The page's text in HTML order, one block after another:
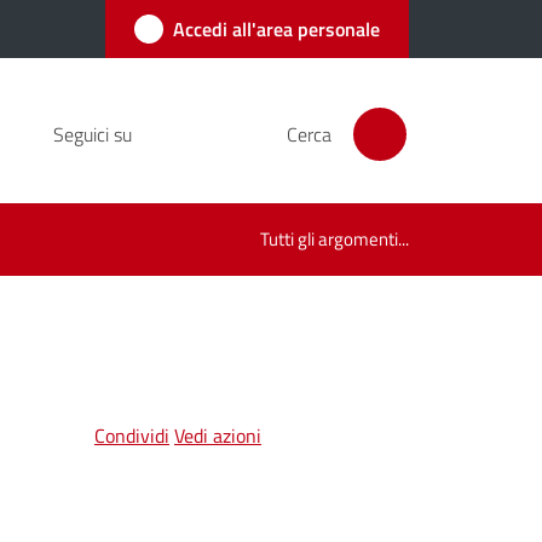
Accedi all'area personale
Seguici su Cerca
Tutti gli argomenti...
Condividi Vedi azioni